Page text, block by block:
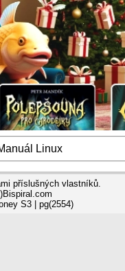
Linux
příslušných vlastníků.
S3| pg(2554)